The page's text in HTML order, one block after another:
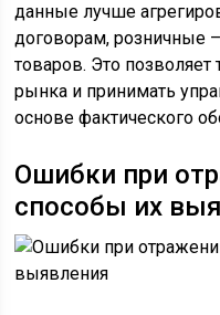
данные лучше
договорам, розничные
товаров. Это
рынка и принимать
основе фактического
Ошибки при
способы их